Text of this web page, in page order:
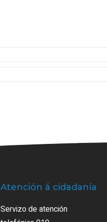
Atención á cidadanía
Servizo de atención